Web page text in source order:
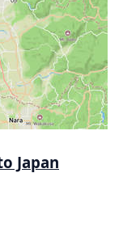
Japan